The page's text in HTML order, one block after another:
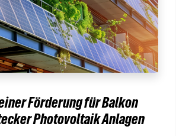
Förderung für Balkon
Photovoltaik Anlagen